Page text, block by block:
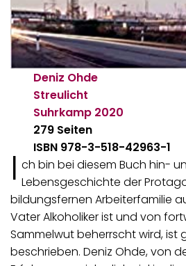
Deniz Ohde
Streulicht
Suhrkamp 2020
279 Seiten
ISBN 978-3-518-42963-1
I ch bin bei diesem Buch hin-
Lebensgeschichte der
bildungsfernen Arbeiterfamilie
Vater Alkoholiker ist und von
Sammelwut beherrscht wird, ist
beschrieben. Deniz Ohde, von